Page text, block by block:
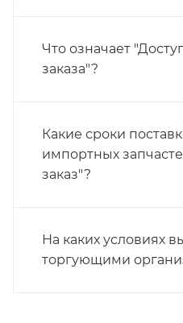
Что означает
заказа"?
Какие сроки
импортных
заказ"?
На каких условиях
торгующими